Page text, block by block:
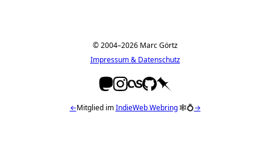
© 2004–2026 Marc Görtz
Impressum & Datenschutz
←Mitglied imIndieWeb Webring🕸💍→